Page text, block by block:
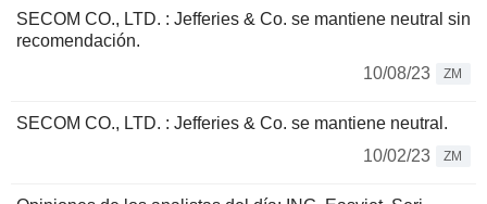
SECOM CO., LTD. : Jefferies & Co. se mantiene neutral sin
recomendación.
10/08/23
ZM
SECOM CO., LTD. : Jefferies & Co. se mantiene neutral.
10/02/23
ZM